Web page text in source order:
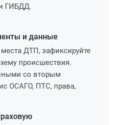
ГИБДД.
и данные
ДТП, зафиксируйте
происшествия.
со вторым
ОСАГО, ПТС, права,